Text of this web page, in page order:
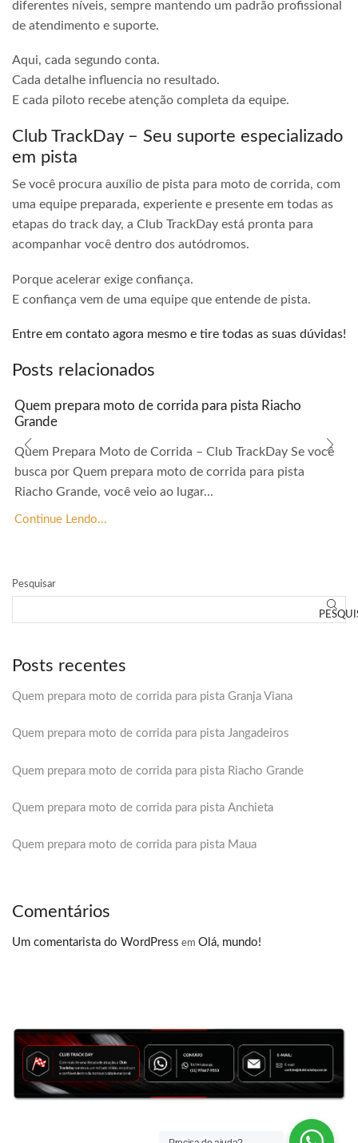
diferentes níveis, sempre mantendo um padrão profissional
de atendimento e suporte.
Aqui, cada segundo conta.
Cada detalhe influencia no resultado.
E cada piloto recebe atenção completa da equipe.
Club TrackDay – Seu suporte especializado
em pista
Se você procura auxílio de pista para moto de corrida, com
uma equipe preparada, experiente e presente em todas as
etapas do track day, a Club TrackDay está pronta para
acompanhar você dentro dos autódromos.
Porque acelerar exige confiança.
E confiança vem de uma equipe que entende de pista.
Entre em contato agora mesmo e tire todas as suas dúvidas!
Posts relacionados
Quem prepara moto de corrida para pista Riacho
Grande
Quem Prepara Moto de Corrida – Club TrackDay Se você
busca por Quem prepara moto de corrida para pista
Riacho Grande, você veio ao lugar...
Continue Lendo...
Pesquisar
Posts recentes
Quem prepara moto de corrida para pista Granja Viana
Quem prepara moto de corrida para pista Jangadeiros
Quem prepara moto de corrida para pista Riacho Grande
Quem prepara moto de corrida para pista Anchieta
Quem prepara moto de corrida para pista Maua
Comentários
Um comentarista do WordPress em Olá, mundo!